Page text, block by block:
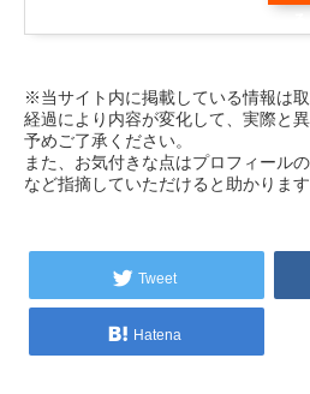
※当サイト内に掲載している情報は
経過により内容が変化して、実際と
予めご了承ください。
また、お気付きな点はプロフィール
など指摘していただけると助かります
Tweet
Hatena